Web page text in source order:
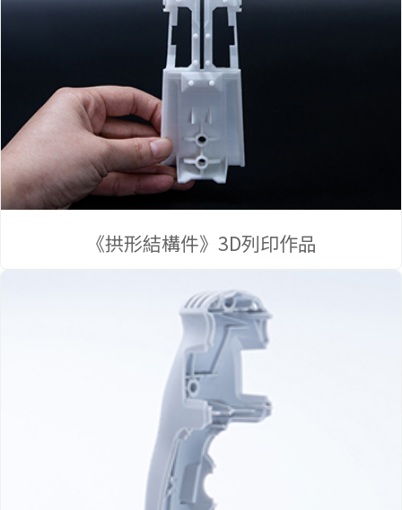
公司
簡介
《拱形結構件》3D列印作品